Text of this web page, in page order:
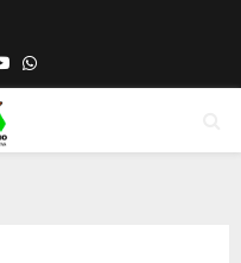
YoutubeWhatsapp